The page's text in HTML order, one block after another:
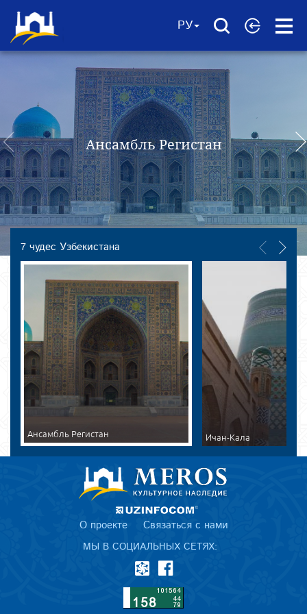
Open
РУ
Ансамбль Регистан
7 чудес Узбекистана
Ансамбль Регистан Ичан-Кала
О проекте Связаться с нами
МЫ В СОЦИАЛЬНЫХ СЕТЯХ: